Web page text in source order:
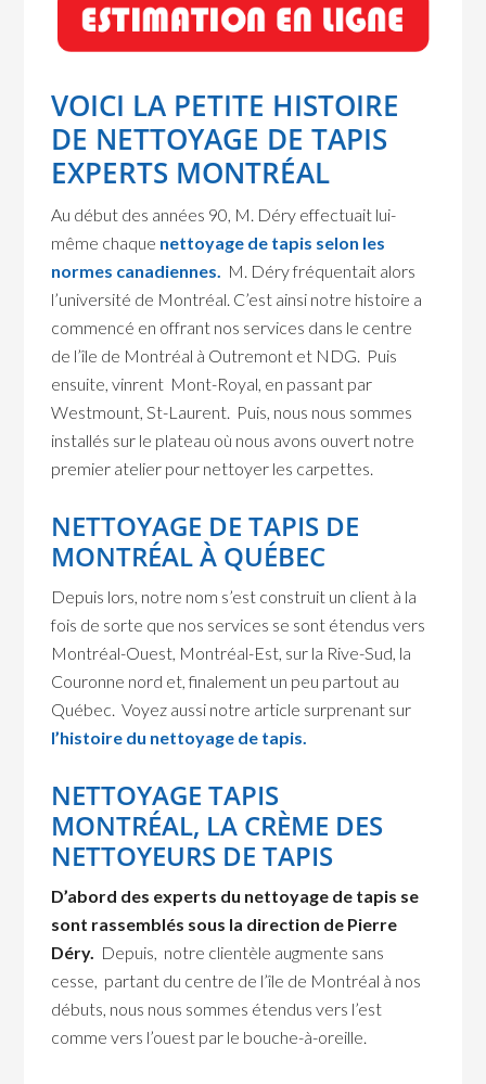
VOICI LA PETITE HISTOIRE
DE NETTOYAGE DE TAPIS
EXPERTS MONTRÉAL
Au début des années 90, M. Déry effectuait lui-
même chaque nettoyage de tapis selon les
normes canadiennes.
M. Déry fréquentait alors
l’université de Montréal. C’est ainsi notre histoire a
commencé en offrant nos services dans le centre
de l’île de Montréal à Outremont et NDG. Puis
ensuite, vinrent Mont-Royal, en passant par
Westmount, St-Laurent. Puis, nous nous sommes
installés sur le plateau où nous avons ouvert notre
premier atelier pour nettoyer les carpettes.
NETTOYAGE DE TAPIS DE
MONTRÉAL À QUÉBEC
Depuis lors, notre nom s’est construit un client à la
fois de sorte que nos services se sont étendus vers
Montréal-Ouest, Montréal-Est, sur la Rive-Sud, la
Couronne nord et, finalement un peu partout au
Québec. Voyez aussi notre article surprenant sur
l’histoire du nettoyage de tapis.
NETTOYAGE TAPIS
MONTRÉAL, LA CRÈME DES
NETTOYEURS DE TAPIS
D’abord des experts du nettoyage de tapis se
sont rassemblés sous la direction de Pierre
Déry. Depuis, notre clientèle augmente sans
cesse, partant du centre de l’île de Montréal à nos
débuts, nous nous sommes étendus vers l’est
comme vers l’ouest par le bouche-à-oreille.